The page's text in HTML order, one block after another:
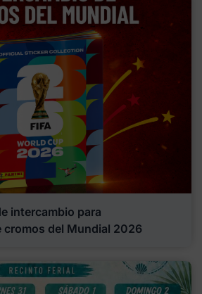
intercambio para
cromos del Mundial 2026